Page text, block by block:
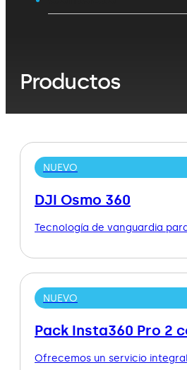
Productos
NUEVO
DJI Osmo 360
Tecnología de vanguardia
NUEVO
Pack Insta360 Pro 2
Ofrecemos un servicio